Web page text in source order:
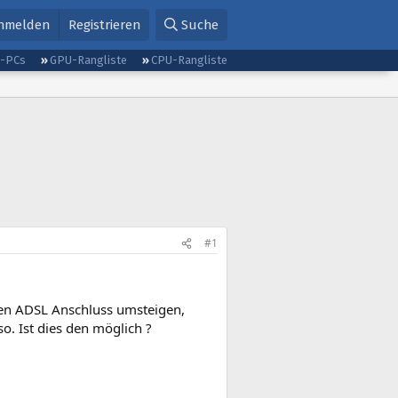
Registrieren Suche
PCs GPU-Rangliste
CPU-Rangliste
#1
ADSL Anschluss umsteigen,
Ist dies den möglich ?